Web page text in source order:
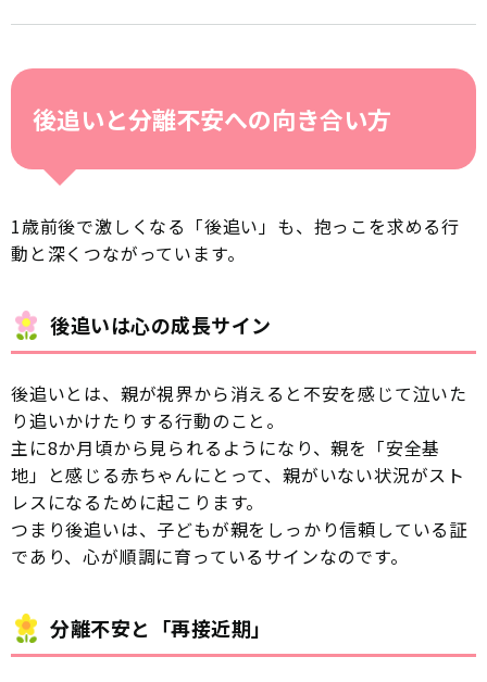
後追いと分離不安への向き合い方
1歳前後で激しくなる「後追い」も、抱っこを求める行
動と深くつながっています。
後追いは心の成長サイン
後追いとは、親が視界から消えると不安を感じて泣いた
り追いかけたりする行動のこと。
主に8か月頃から見られるようになり、親を「安全基
地」と感じる赤ちゃんにとって、親がいない状況がスト
レスになるために起こります。
つまり後追いは、子どもが親をしっかり信頼している証
であり、心が順調に育っているサインなのです。
分離不安と「再接近期」